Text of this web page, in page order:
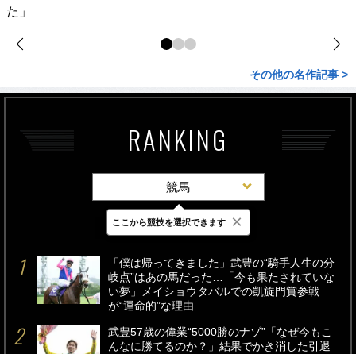
た」
その他の名作記事 >
RANKING
競馬
最新 24時間 週間
「僕は帰ってきました」武豊の“騎手人生の分
岐点”はあの馬だった…「今も果たされていな
い夢」メイショウタバルでの凱旋門賞参戦
が“運命的”な理由
武豊57歳の偉業“5000勝のナゾ”「なぜ今もこ
んなに勝てるのか？」結果でかき消した引退
ここから競技を選択できます ×